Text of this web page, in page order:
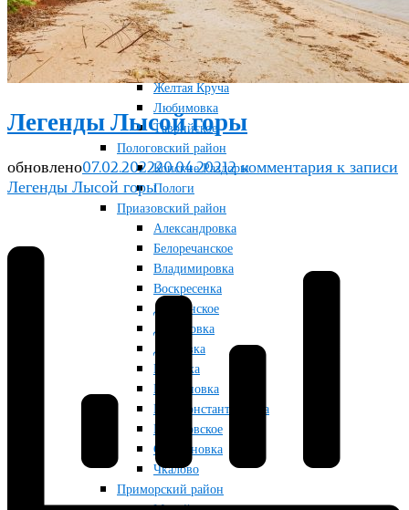
Новосоленое
Терноватое
Терсянка
Ореховский район
Желтая Круча
Любимовка
Таврийское
Пологовский район
Конские Раздоры
Пологи
Приазовский район
Александровка
Белоречанское
Владимировка
Воскресенка
Девнинское
Дмитровка
Дунаевка
Маковка
Марьяновка
Новоконстантиновка
Приазовское
Строгановка
Чкалово
Приморский район
Легенды Лысой горы
обновлено07.02.202220.04.20212 комментария к записи
Легенды Лысой горы